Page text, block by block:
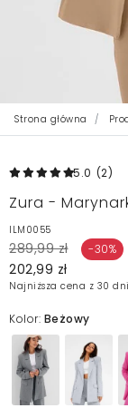
Strona główna
5.0 (2)
Zura -
ILM0055
289,99 zł -30%
202,99 zł
Najniższa cena z 30
Kolor: Beżowy